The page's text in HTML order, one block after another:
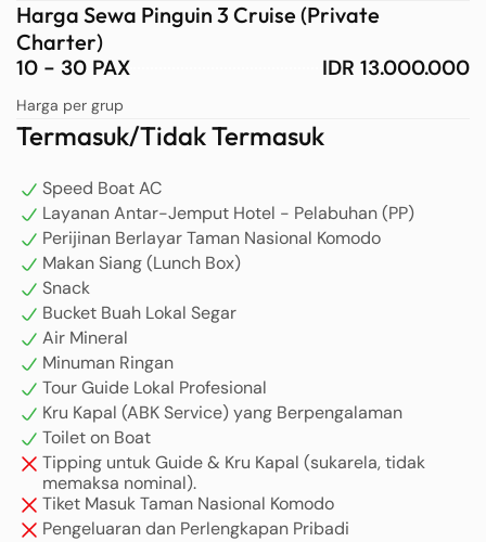
Harga Sewa Pinguin 3 Cruise (Private
Charter)
10 - 30 PAX
IDR 13.000.000
Harga per grup
Termasuk/Tidak Termasuk
Speed Boat AC
Layanan Antar-Jemput Hotel - Pelabuhan (PP)
Perijinan Berlayar Taman Nasional Komodo
Makan Siang (Lunch Box)
Snack
Bucket Buah Lokal Segar
Air Mineral
Minuman Ringan
Tour Guide Lokal Profesional
Kru Kapal (ABK Service) yang Berpengalaman
Toilet on Boat
Tipping untuk Guide & Kru Kapal (sukarela, tidak
memaksa nominal).
Tiket Masuk Taman Nasional Komodo
Pengeluaran dan Perlengkapan Pribadi